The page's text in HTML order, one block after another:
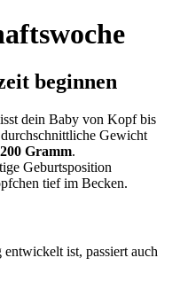
beginnen
dein Baby von Kopf bis
Gewicht
Gramm.
Geburtsposition
tief im Becken.
ist, passiert auch